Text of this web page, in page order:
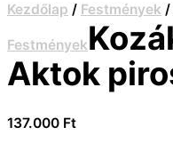
Kezdőlap / Festmények /
Festmények
Aktok
137.000 Ft